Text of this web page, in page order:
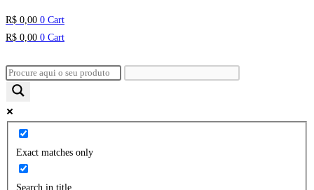
R$ 0,00 0 Cart
R$ 0,00 0 Cart
Exact matches only
Search in title